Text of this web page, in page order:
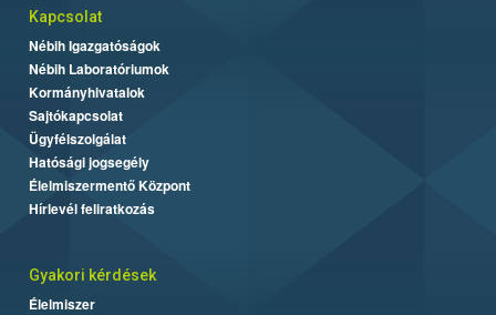
Kapcsolat
Nébih Igazgatóságok
Nébih Laboratóriumok
Kormányhivatalok
Sajtókapcsolat
Ügyfélszolgálat
Hatósági jogsegély
Élelmiszermentő Központ
Hírlevél feliratkozás
Gyakori kérdések
Élelmiszer